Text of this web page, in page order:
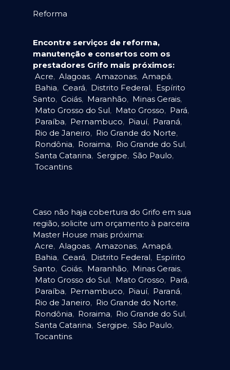
Reforma
Encontre serviços de reforma,
manutenção e consertos com os
prestadores Grifo mais próximos:
Acre, Alagoas, Amazonas, Amapá,
Bahia, Ceará, Distrito Federal, Espírito
Santo, Goiás, Maranhão, Minas Gerais,
Mato Grosso do Sul, Mato Grosso, Pará,
Paraíba, Pernambuco, Piauí, Paraná,
Rio de Janeiro, Rio Grande do Norte,
Rondônia, Roraima, Rio Grande do Sul,
Santa Catarina, Sergipe, São Paulo,
Tocantins.
Caso não haja cobertura do Grifo em sua
região, solicite um orçamento à parceira
Master House mais próxima:
Acre, Alagoas, Amazonas, Amapá,
Bahia, Ceará, Distrito Federal, Espírito
Santo, Goiás, Maranhão, Minas Gerais,
Mato Grosso do Sul, Mato Grosso, Pará,
Paraíba, Pernambuco, Piauí, Paraná,
Rio de Janeiro, Rio Grande do Norte,
Rondônia, Roraima, Rio Grande do Sul,
Santa Catarina, Sergipe, São Paulo,
Tocantins.